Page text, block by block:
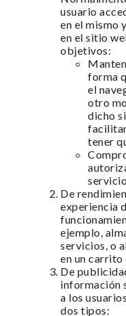
usuario
en el mismo
en el sitio
objetivos:
forma
el
otro
dicho
tener
De
experiencia
ejemplo,
servicios, o
en un carrito
De
información
a los
dos tipos: